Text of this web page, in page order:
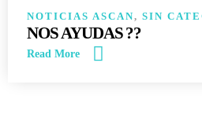
NOTICIAS ASCAN, SIN
NOS AYUDAS ??
Read More